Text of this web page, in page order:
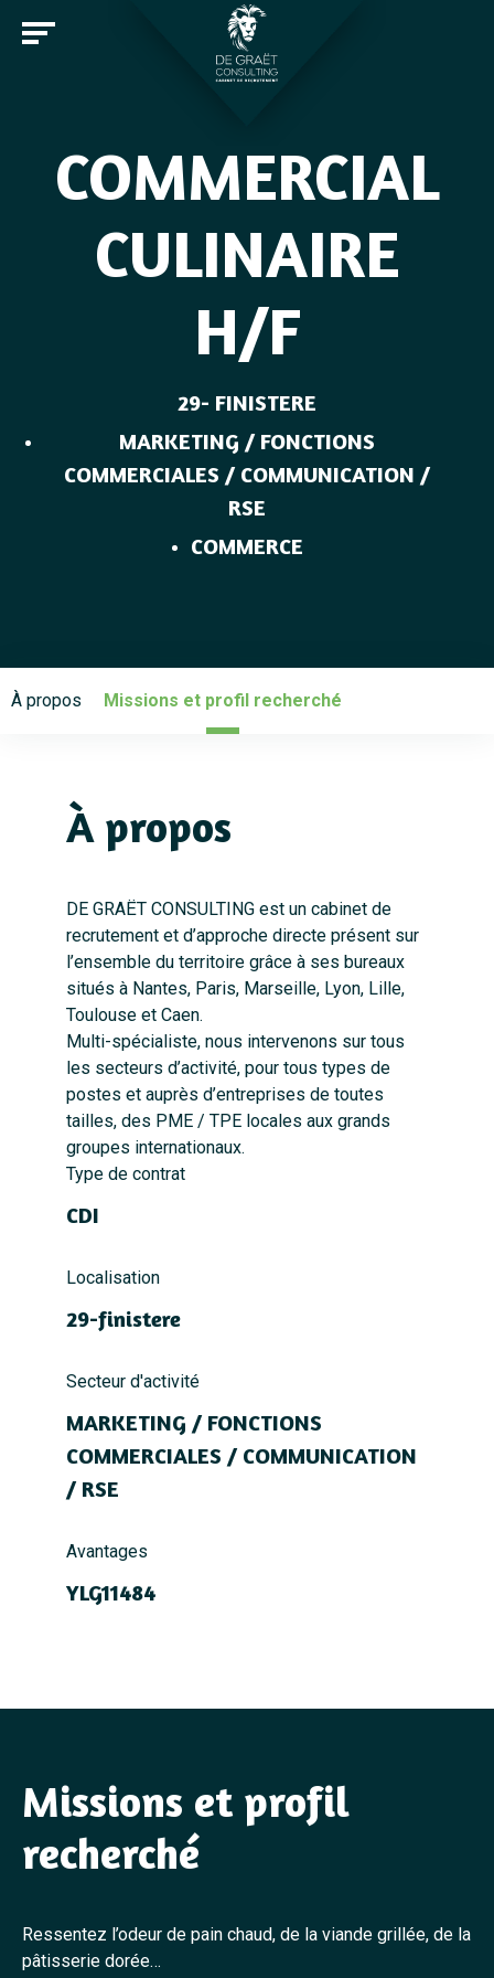
Candidats
COMMERCIAL
CULINAIRE
H/F
29- FINISTERE
MARKETING / FONCTIONS
COMMERCIALES / COMMUNICATION /
RSE
COMMERCE
À propos Missions et profil recherché
À propos
DE GRAËT CONSULTING est un cabinet de
recrutement et d’approche directe présent sur
l’ensemble du territoire grâce à ses bureaux
situés à Nantes, Paris, Marseille, Lyon, Lille,
Toulouse et Caen.
Multi-spécialiste, nous intervenons sur tous
les secteurs d’activité, pour tous types de
postes et auprès d’entreprises de toutes
tailles, des PME / TPE locales aux grands
groupes internationaux.
Type de contrat
CDI
Localisation
29-finistere
Secteur d'activité
MARKETING / FONCTIONS
COMMERCIALES / COMMUNICATION
/ RSE
Avantages
YLG11484
Missions et profil
recherché
Ressentez l’odeur de pain chaud, de la viande grillée, de la
pâtisserie dorée…